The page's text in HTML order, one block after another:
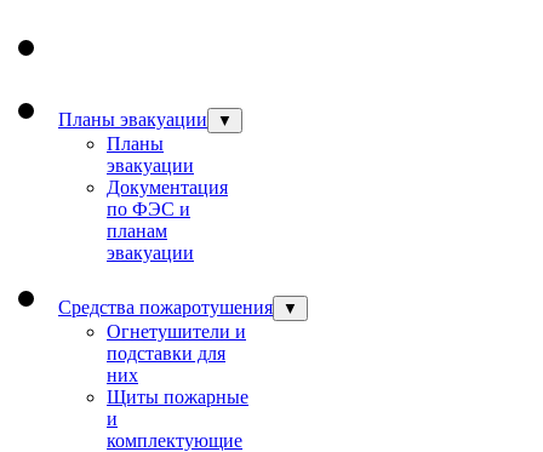
Планы эвакуации ▼
Планы
эвакуации
Документация
по ФЭС и
планам
эвакуации
Средства пожаротушения ▼
Огнетушители и
подставки для
них
Щиты пожарные
и
комплектующие